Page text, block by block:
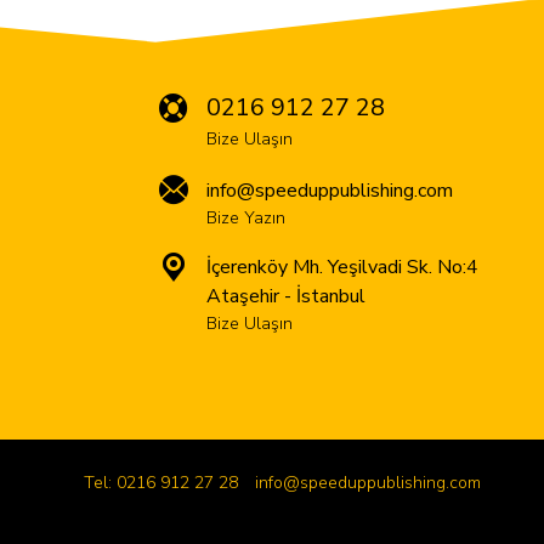
0216 912 27 28
Bize Ulaşın
info@speeduppublishing.com
Bize Yazın
İçerenköy Mh. Yeşilvadi Sk. No:4
Ataşehir - İstanbul
Bize Ulaşın
Tel: 0216 912 27 28 info@speeduppublishing.com